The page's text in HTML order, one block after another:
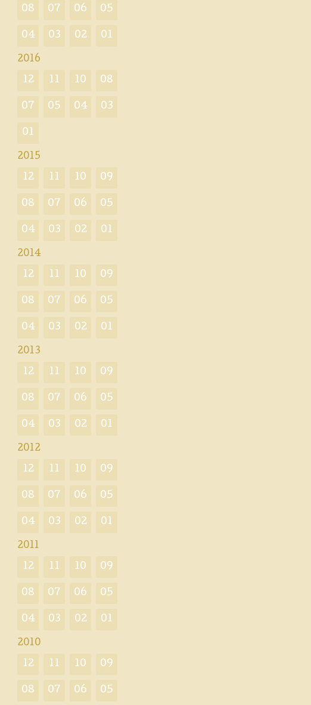
08 07 06 05
04 03 02 01
2016
12 11 10 08
07 05 04 03
01
2015
12 11 10 09
08 07 06 05
04 03 02 01
2014
12 11 10 09
08 07 06 05
04 03 02 01
2013
12 11 10 09
08 07 06 05
04 03 02 01
2012
12 11 10 09
08 07 06 05
04 03 02 01
2011
12 11 10 09
08 07 06 05
04 03 02 01
2010
12 11 10 09
08 07 06 05